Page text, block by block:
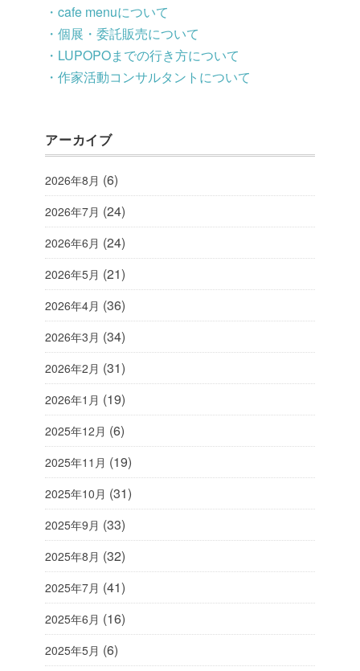
・cafe menuについて
・個展・委託販売について
・LUPOPOまでの行き方について
・作家活動コンサルタントについて
アーカイブ
2026年8月 (6)
2026年7月 (24)
2026年6月 (24)
2026年5月 (21)
2026年4月 (36)
2026年3月 (34)
2026年2月 (31)
2026年1月 (19)
2025年12月 (6)
2025年11月 (19)
2025年10月 (31)
2025年9月 (33)
2025年8月 (32)
2025年7月 (41)
2025年6月 (16)
2025年5月 (6)